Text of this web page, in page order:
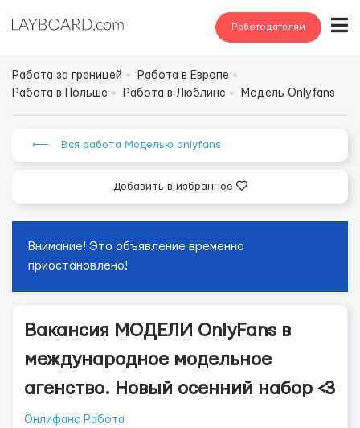
Работодателям
Работа за границей
Работа в Европе
Работа в Польше
Работа в Люблине Модель Onlyfans
⟵ Вся работа Моделью onlyfans
Добавить в избранное
Внимание! Это объявление временно
приостановлено!
Вакансия МОДЕЛИ OnlyFans в
международное модельное
агенство. Новый осенний набор <3
Онлифанс Работа